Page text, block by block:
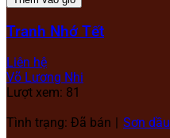
Tranh Nhớ Tết
Liên hệ
Võ Lương Nhi
Lượt xem: 81
Tình trạng: Đã bán
Sơn dầu